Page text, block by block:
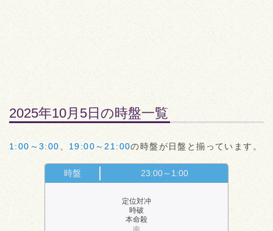
2025年10月5日の時盤一覧
1:00～3:00 19:00～21:00の時盤が日盤と揃っています。
時盤 23:00～1:00
定位対冲
時破
本命殺
南